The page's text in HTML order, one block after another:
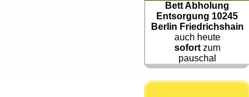
Bett Abholung
Entsorgung 10245
Berlin Friedrichshain
auch heute
sofortzum
pauschal